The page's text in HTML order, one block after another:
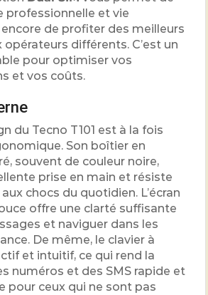
professionnelle et vie
de profiter des meilleurs
différents. C’est un
pour optimiser vos
et vos coûts.
du Tecno T101 est à la fois
Son boîtier en
souvent de couleur noire,
prise en main et résiste
chocs du quotidien. L’écran
offre une clarté suffisante
et naviguer dans les
De même, le clavier à
et intuitif, ce qui rend la
numéros et des SMS rapide et
pour ceux qui ne sont pas